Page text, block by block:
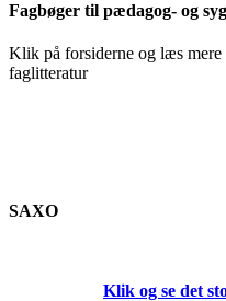
Fagbøger til pædagog- og
Klik på forsiderne og læs
faglitteratur
SAXO
Klik og se det